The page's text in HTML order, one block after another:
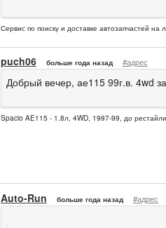
Сервис по поиску и доставке автозапчастей
puch06 больше года назад #адрес
Добрый вечер, ае115 99г.в. 4wd
Spacio AE115 - 1.8л, 4WD, 1997-99, до
Auto-Run больше года назад #адрес